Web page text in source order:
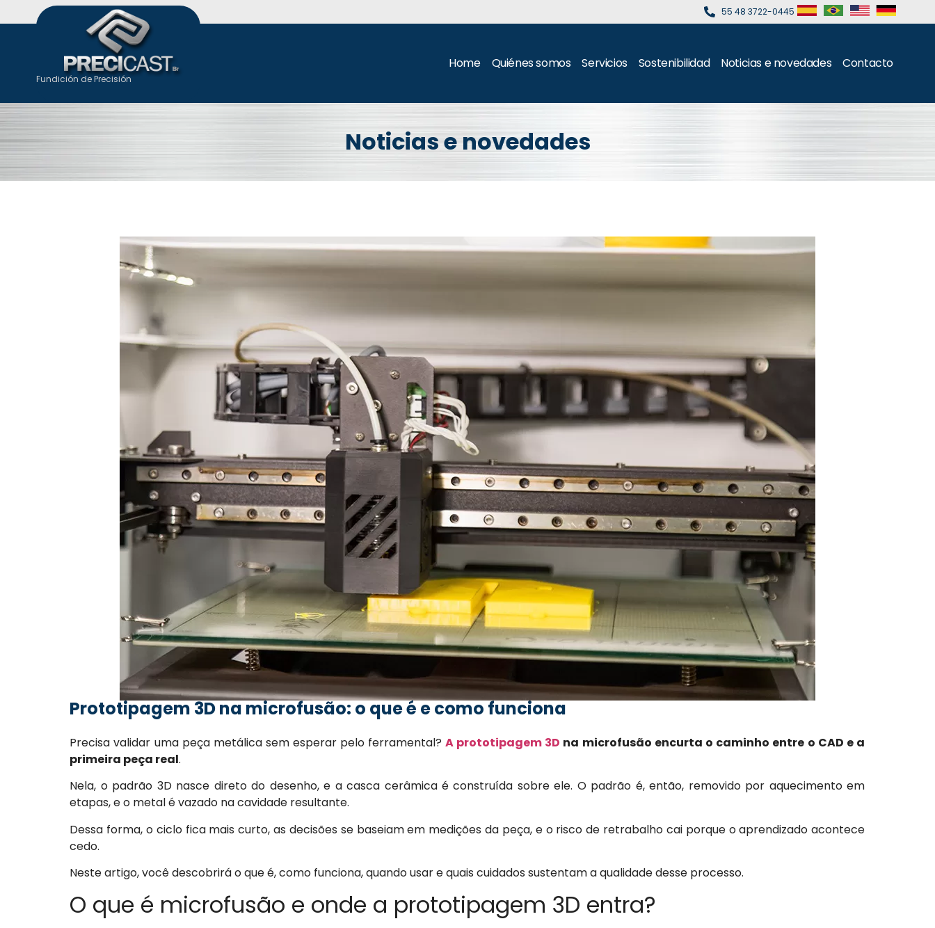
55 48 3722-0445
Fundición de Precisión
Home Quiénes somos Servicios Sostenibilidad Noticias e novedades Contacto
Noticias e novedades
Prototipagem 3D na microfusão: o que é e como funciona
Precisa validar uma peça metálica sem esperar pelo ferramental? A prototipagem 3D na microfusão encurta o caminho entre o CAD e a
primeira peça real.
Nela, o padrão 3D nasce direto do desenho, e a casca cerâmica é construída sobre ele. O padrão é, então, removido por aquecimento em
etapas, e o metal é vazado na cavidade resultante.
Dessa forma, o ciclo fica mais curto, as decisões se baseiam em medições da peça, e o risco de retrabalho cai porque o aprendizado acontece
cedo.
Neste artigo, você descobrirá o que é, como funciona, quando usar e quais cuidados sustentam a qualidade desse processo.
O que é microfusão e onde a prototipagem 3D entra?